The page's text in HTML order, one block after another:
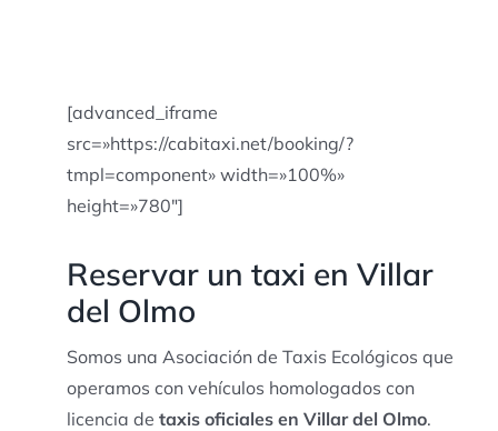
[advanced_iframe
src=»https://cabitaxi.net/booking/?
tmpl=component» width=»100%»
height=»780″]
Reservar un taxi en Villar
del Olmo
Somos una Asociación de Taxis Ecológicos que
operamos con vehículos homologados con
licencia de taxis oficiales en Villar del Olmo.